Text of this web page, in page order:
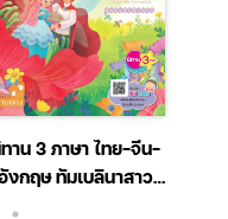
าน 3 ภาษา ไทย-จีน-
งกฤษ ทัมเบลินาสาว
น้อยผู้รักธรรมชาติ